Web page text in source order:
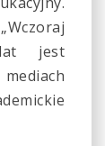
jest